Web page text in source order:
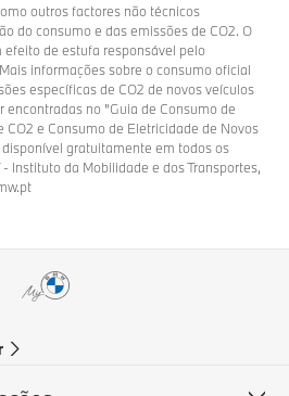
outros factores não técnicos
do consumo e das emissões de CO2. O
efeito de estufa responsável pelo
informações sobre o consumo oficial
específicas de CO2 de novos veículos
encontradas no "Guia de Consumo de
CO2 e Consumo de Eletricidade de Novos
gratuitamente em todos os
Instituto da Mobilidade e dos Transportes,